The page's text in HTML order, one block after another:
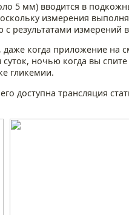
5 мм) вводится в
измерения
результатами измерений
когда приложение на
ночью когда вы
гликемии.
доступна трансляция